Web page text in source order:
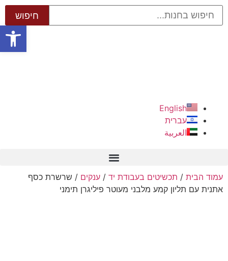
English
עברית
العربية
עמוד הבית / תכשיטים בעבודת יד / ענקים / שרשרת כסף
אתנית עם תליון קמע מלבני מעוטר פיליגרן תימני
פתח